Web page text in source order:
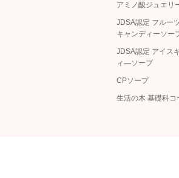
アミノ酸ジュエリ
JDSA認定 フルー
キャンディーソー
JDSA認定 アイス
ィ―ソープ
CPソープ
生活の木 基礎科コ